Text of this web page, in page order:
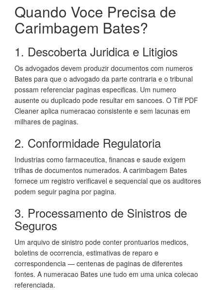
Quando Voce Precisa de
Carimbagem Bates?
1. Descoberta Juridica e Litigios
Os advogados devem produzir documentos com numeros
Bates para que o advogado da parte contraria e o tribunal
possam referenciar paginas especificas. Um numero
ausente ou duplicado pode resultar em sancoes. O Tiff PDF
Cleaner aplica numeracao consistente e sem lacunas em
milhares de paginas.
2. Conformidade Regulatoria
Industrias como farmaceutica, financas e saude exigem
trilhas de documentos numerados. A carimbagem Bates
fornece um registro verificavel e sequencial que os auditores
podem seguir pagina por pagina.
3. Processamento de Sinistros de
Seguros
Um arquivo de sinistro pode conter prontuarios medicos,
boletins de ocorrencia, estimativas de reparo e
correspondencia — centenas de paginas de diferentes
fontes. A numeracao Bates une tudo em uma unica colecao
referenciada.